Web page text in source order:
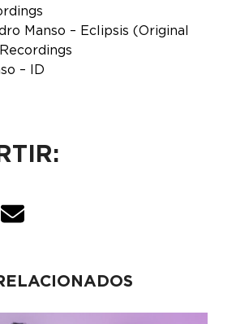
Manso – Eclipsis (Original
– ID